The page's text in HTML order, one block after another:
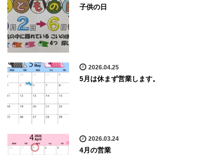
子供の日
2026.04.25
5月は休まず営業します。
2026.03.24
4月の営業